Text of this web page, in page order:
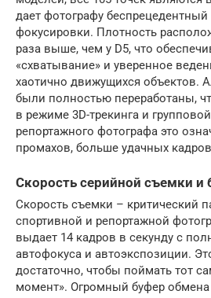
дает фотографу
фокусировки. Плотность
раза выше, чем у D5, что
«схватывание» и уверенное
хаотично движущихся объектов.
были полностью переработаны,
в режиме 3D-трекинга и
репортажного фотографа это
промахов, больше удачных
Скорость серийной съемки и
Скорость съемки – критический
спортивной и репортажной
выдает 14 кадров в секунду с
автофокуса и автоэкспозиции.
достаточно, чтобы поймать тот
момент». Огромный буфер обмена